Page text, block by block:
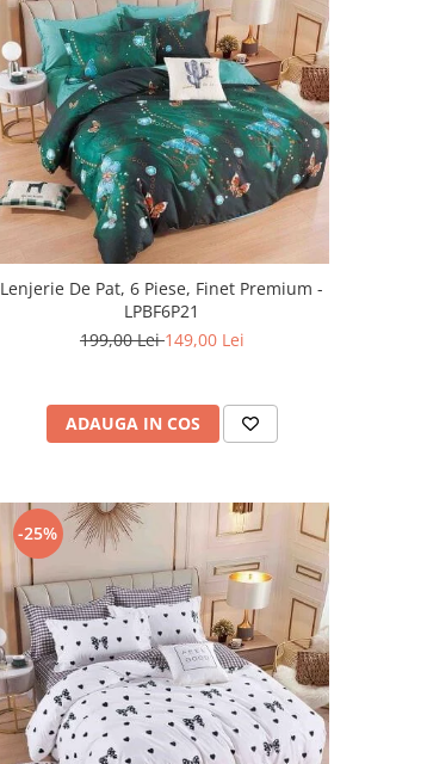
Lenjerie De Pat, 6 Piese, Finet Premium -
LPBF6P21
199,00 Lei149,00 Lei
ADAUGA IN COS
-25%